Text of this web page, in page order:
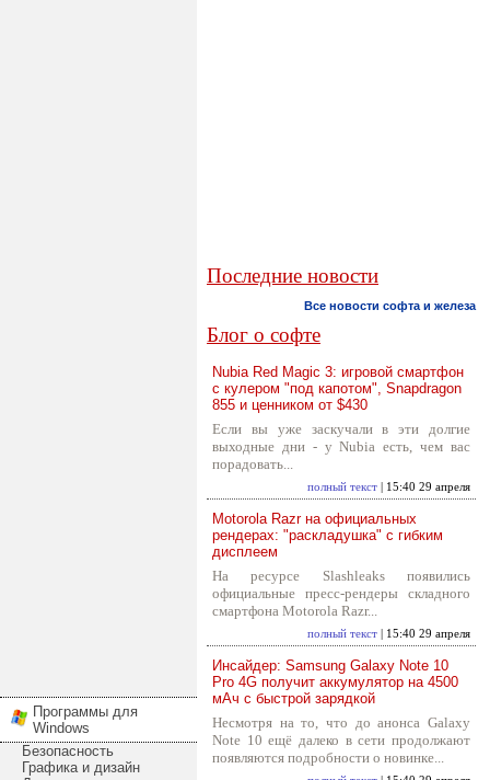
Программы для
Windows
Безопасность
Графика и дизайн
Последние новости
Все новости софта и железа
Блог о софте
Nubia Red Magic 3: игровой смартфон
с кулером "под капотом", Snapdragon
855 и ценником от $430
Если вы уже заскучали в эти долгие
выходные дни - у Nubia есть, чем вас
порадовать...
полный текст | 15:40 29 апреля
Motorola Razr на официальных
рендерах: "раскладушка" с гибким
дисплеем
На ресурсе Slashleaks появились
официальные пресс-рендеры складного
смартфона Motorola Razr...
полный текст | 15:40 29 апреля
Инсайдер: Samsung Galaxy Note 10
Pro 4G получит аккумулятор на 4500
мАч с быстрой зарядкой
Несмотря на то, что до анонса Galaxy
Note 10 ещё далеко в сети продолжают
появляются подробности о новинке...